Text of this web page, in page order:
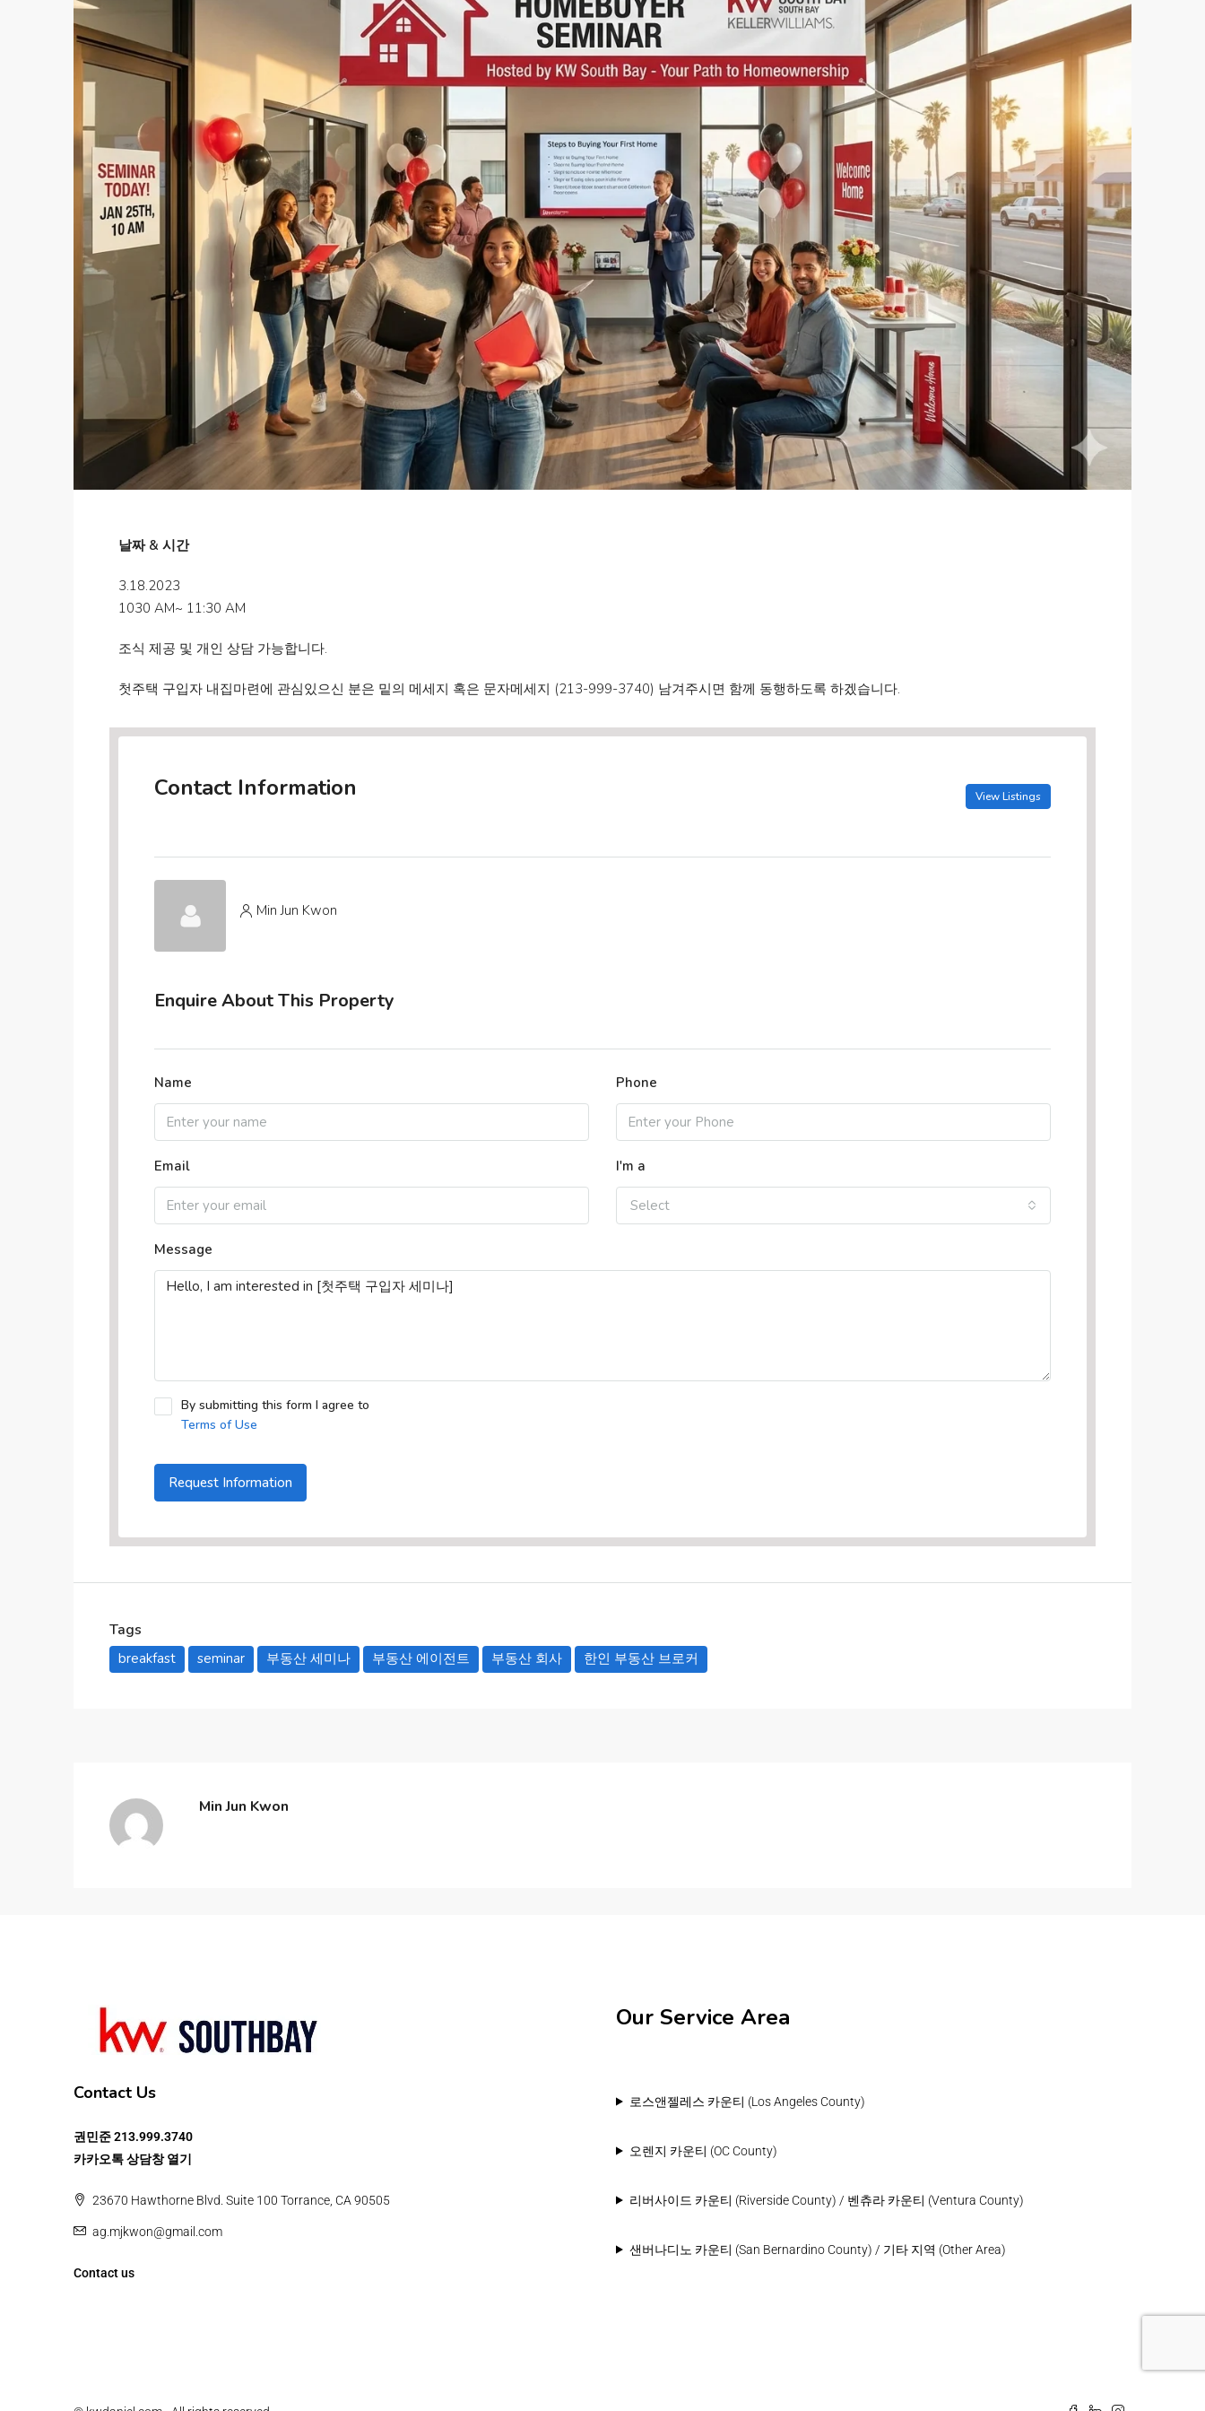
날짜 & 시간
3.18.2023
1030 AM~ 11:30 AM
조식 제공 및 개인 상담 가능합니다.
첫주택 구입자 내집마련에 관심있으신 분은 밑의 메세지 혹은 문자메세지 (213-999-3740) 남겨주시면 함께 동행하도록 하겠습니다.
Contact Information View Listings
Min Jun Kwon
Enquire About This Property
Name Phone
Email I'm a
Select
Message
By submitting this form I agree to
Terms of Use
Request Information
Tags
breakfast seminar 부동산 세미나 부동산 에이전트 부동산 회사 한인 부동산 브로커
Min Jun Kwon
Contact Us
권민준213.999.3740
카카오톡 상담창 열기
23670 Hawthorne Blvd. Suite 100 Torrance, CA 90505
ag.mjkwon@gmail.com
Contact us
Our Service Area
로스앤젤레스 카운티 (Los Angeles County)
오렌지 카운티 (OC County)
리버사이드 카운티 (Riverside County) / 벤츄라 카운티 (Ventura County)
샌버나디노 카운티 (San Bernardino County) / 기타 지역 (Other Area)